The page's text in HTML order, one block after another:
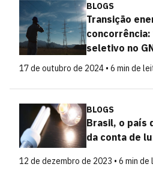
BLOGS
Transição
seletivo no
17 de outubro de 2024 • 6 min de
BLOGS
Brasil, o país
da conta de
12 de dezembro de 2023 • 6 min de